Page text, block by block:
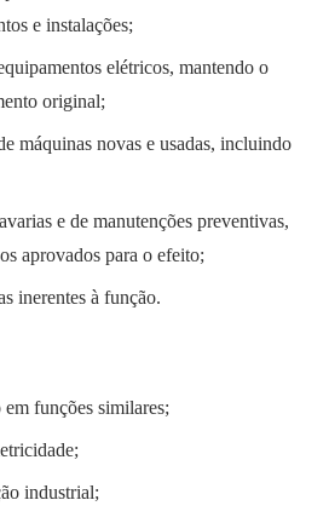
e instalações;
elétricos, mantendo o
original;
máquinas novas e usadas, incluindo
e de manutenções preventivas,
aprovados para o efeito;
inerentes à função.
funções similares;
industrial;